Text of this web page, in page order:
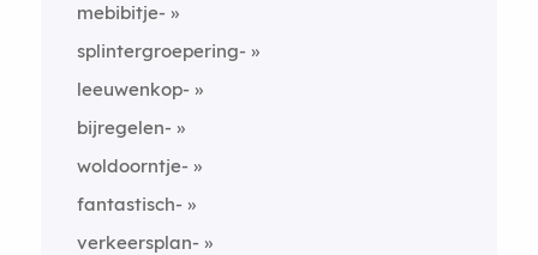
mebibitje-
splintergroepering-
leeuwenkop-
bijregelen-
woldoorntje-
fantastisch-
verkeersplan-